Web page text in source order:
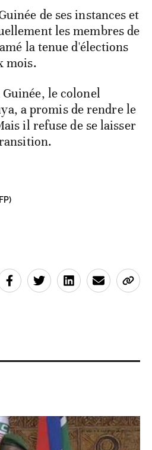
de ses instances et
les membres de
la tenue d'élections
mois.
le colonel
a promis de rendre le
il refuse de se laisser